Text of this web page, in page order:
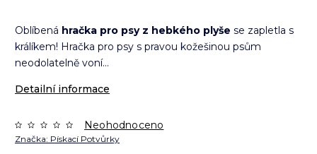
Oblíbená hračka pro psy z hebkého plyše se zapletla s
králíkem! Hračka pro psy s pravou kožešinou psům
neodolatelně voní...
Detailní informace
Značka: Pískací Potvůrky
Neohodnoceno